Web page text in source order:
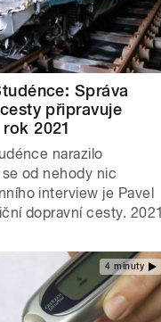
Správa
připravuje
2021
narazilo
od nehody nic
interview je Pavel
dopravní cesty. 2021
4 minuty